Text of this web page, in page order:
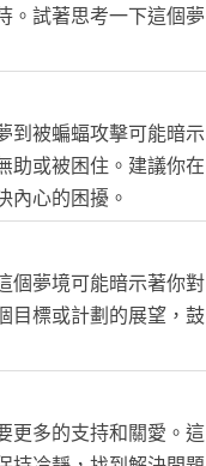
。試著思考一下這個夢
到被蝙蝠攻擊可能暗示
助或被困住。建議你在
內心的困擾。
個夢境可能暗示著你對
目標或計劃的展望，鼓
更多的支持和關愛。這